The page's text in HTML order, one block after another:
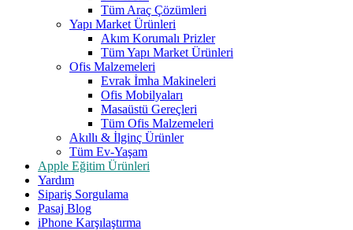
Tüm Araç Çözümleri
Yapı Market Ürünleri
Akım Korumalı Prizler
Tüm Yapı Market Ürünleri
Ofis Malzemeleri
Evrak İmha Makineleri
Ofis Mobilyaları
Masaüstü Gereçleri
Tüm Ofis Malzemeleri
Akıllı & İlginç Ürünler
Tüm Ev-Yaşam
Apple Eğitim Ürünleri
Yardım
Sipariş Sorgulama
Pasaj Blog
iPhone Karşılaştırma